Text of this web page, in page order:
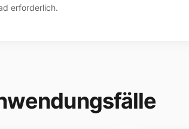
erforderlich.